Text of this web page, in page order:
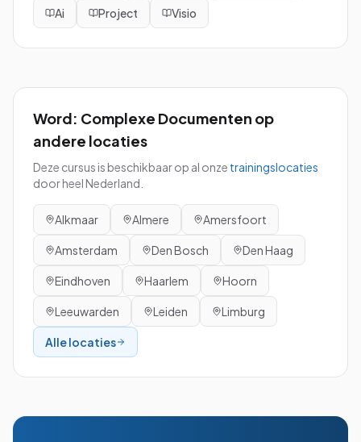
Ai Project Visio
Word: Complexe Documenten op
andere locaties
Deze cursus is beschikbaar op al onze trainingslocaties
door heel Nederland.
Alkmaar Almere Amersfoort
Amsterdam Den Bosch Den Haag
Eindhoven Haarlem Hoorn
Leeuwarden Leiden Limburg
Alle locaties